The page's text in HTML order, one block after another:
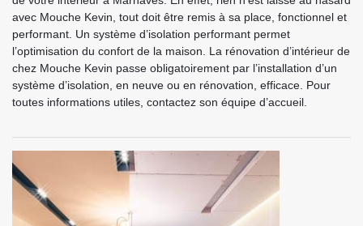
avec Mouche Kevin, tout doit être remis à sa place, fonctionnel et
performant. Un système d’isolation performant permet
l’optimisation du confort de la maison. La rénovation d’intérieur de
chez Mouche Kevin passe obligatoirement par l’installation d’un
système d’isolation, en neuve ou en rénovation, efficace. Pour
toutes informations utiles, contactez son équipe d’accueil.